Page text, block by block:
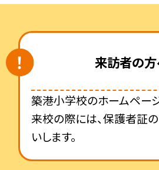
来訪者の
築港小学校のホームペー
来校の際には、保護者証
いします。